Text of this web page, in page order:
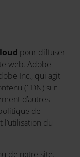
pour diffuser
web. Adobe
Inc., qui agit
(CDN) sur
d’autres
de
du
de notre site,